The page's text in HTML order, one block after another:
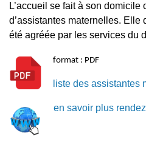
La gare
La Poste
Transport
Déchèteries
Dépôts illégaux
L’accueil se fait à son domicile
d’assistantes maternelles. Elle
été agréée par les services du
format : PDF
liste des assistantes
en savoir plus